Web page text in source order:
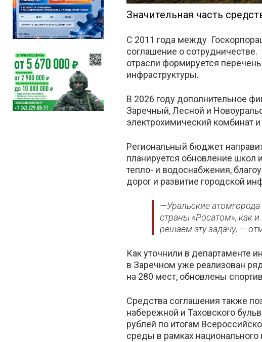
Значительная часть
С 2011 года между
соглашение о
отрасли формируется
инфраструктуры.
В 2026 году дополнительное
Заречный, Лесной и
электрохимический комбинат
Региональный бюджет
планируется обновление школ
тепло- и водоснабжения,
дорог и развитие городской
—Уральские
страны «Росатом», как
решаем эту задачу, —
Как уточнили в департаменте
в Заречном уже реализован
на 280 мест, обновлены
Средства соглашения также
набережной и Таховского
рублей по итогам
среды в рамках